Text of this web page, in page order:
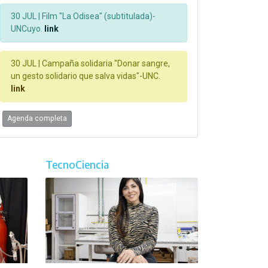
30 JUL |
Film "La Odisea" (subtitulada)-
UNCuyo.
link
30 JUL |
Campaña solidaria "Donar sangre,
un gesto solidario que salva vidas"-UNC.
link
Agenda completa
TecnoCiencia